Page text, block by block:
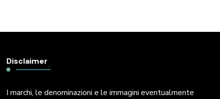
Disclaimer
I marchi, le denominazioni e le immagini eventualmente